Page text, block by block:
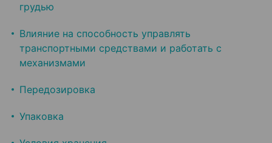
грудью
Влияние на способность управлять
транспортными средствами и работать с
механизмами
Передозировка
Упаковка